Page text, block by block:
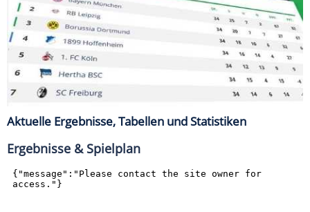
Aktuelle Ergebnisse, Tabellen und Statistiken
Ergebnisse & Spielplan